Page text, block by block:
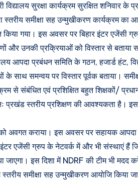
सुरक्षा कार्यक्रम सुरक्षित शनिवार के
स्तरीय समीक्षा सह उन्मुखीकरण कार्यक्रम
गया। इस अवसर पर बिहार इंटर एजेंसी
और उनकी प्रक्रियाओं को विस्तार से बताया
आपदा प्रबंधन समिति के गठन, हजार्ड हंट,
के साथ समन्वय पर विस्तार पूर्वक बताया।
से संबंधित एवं प्रशिक्षित बहुत शिक्षकों/
स्तरीय प्रशिक्षण की आवश्यकता है। इसके
अवगत कराया। इस अवसर पर सहायक आपदा
इंटर एजेंसी ग्रुप के नेटवर्क में और भी संस्थाएं
जाएगा। इस दिशा में NDRF की टीम भी मदद
समीक्षा सह उन्मुखीकरण आयोजि किया